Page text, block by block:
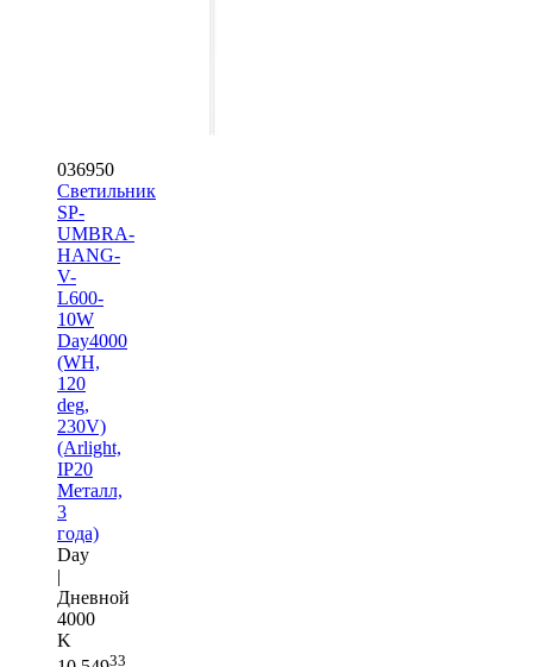
036950
Светильник
SP-
UMBRA-
HANG-
V-
L600-
10W
Day4000
(WH,
120
deg,
230V)
(Arlight,
IP20
Металл,
3
года)
Day
|
Дневной
4000
K
33